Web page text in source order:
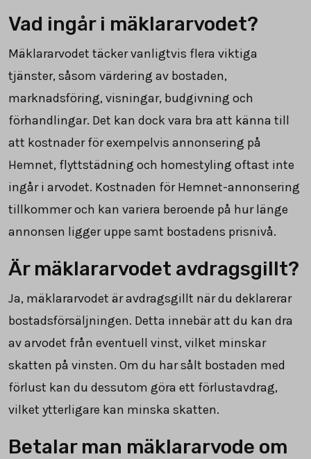
Vad ingår i mäklararvodet?
Mäklararvodet täcker vanligtvis flera viktiga
tjänster, såsom värdering av bostaden,
marknadsföring, visningar, budgivning och
förhandlingar. Det kan dock vara bra att känna till
att kostnader för exempelvis annonsering på
Hemnet, flyttstädning och homestyling oftast inte
ingår i arvodet. Kostnaden för Hemnet-annonsering
tillkommer och kan variera beroende på hur länge
annonsen ligger uppe samt bostadens prisnivå.
Är mäklararvodet avdragsgillt?
Ja, mäklararvodet är avdragsgillt när du deklarerar
bostadsförsäljningen. Detta innebär att du kan dra
av arvodet från eventuell vinst, vilket minskar
skatten på vinsten. Om du har sålt bostaden med
förlust kan du dessutom göra ett förlustavdrag,
vilket ytterligare kan minska skatten.
Betalar man mäklararvode om